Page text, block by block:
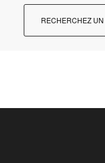
RECHERCHEZ